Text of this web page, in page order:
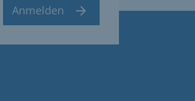
Anmelden